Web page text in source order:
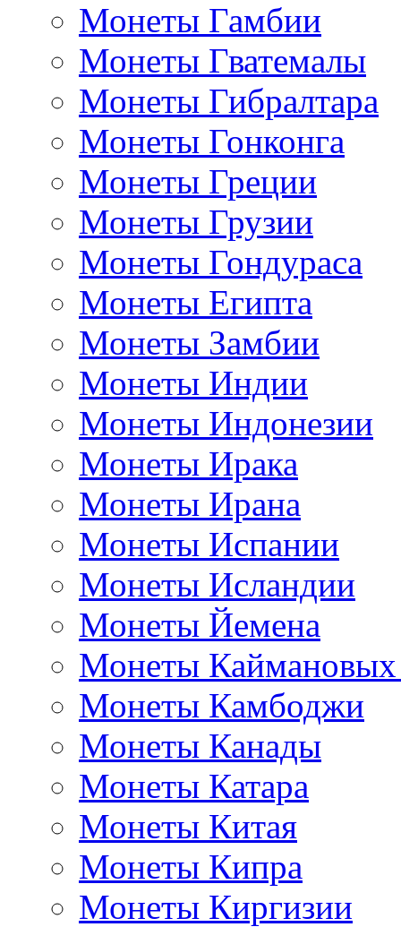
Монеты Гамбии
Монеты Гватемалы
Монеты Гибралтара
Монеты Гонконга
Монеты Греции
Монеты Грузии
Монеты Гондураса
Монеты Египта
Монеты Замбии
Монеты Индии
Монеты Индонезии
Монеты Ирака
Монеты Ирана
Монеты Испании
Монеты Исландии
Монеты Йемена
Монеты Каймановых
Монеты Камбоджи
Монеты Канады
Монеты Катара
Монеты Китая
Монеты Кипра
Монеты Киргизии